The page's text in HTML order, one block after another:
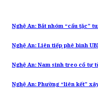
Nghệ An: Bắt nhóm “cẩu tặc”
Nghệ An: Liên tiếp phê bình
Nghệ An: Nam sinh treo cổ tự
Nghệ An: Phường “liên kết”